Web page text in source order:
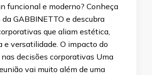
funcional e moderno? Conheça
GABBINETTO e descubra
que aliam estética,
e versatilidade. O impacto do
decisões corporativas Uma
vai muito além de uma